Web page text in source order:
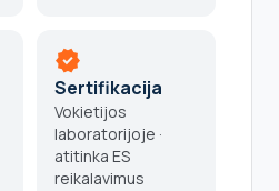
verified
Sertifikacija
Vokietijos
laboratorijoje ·
atitinka ES
reikalavimus